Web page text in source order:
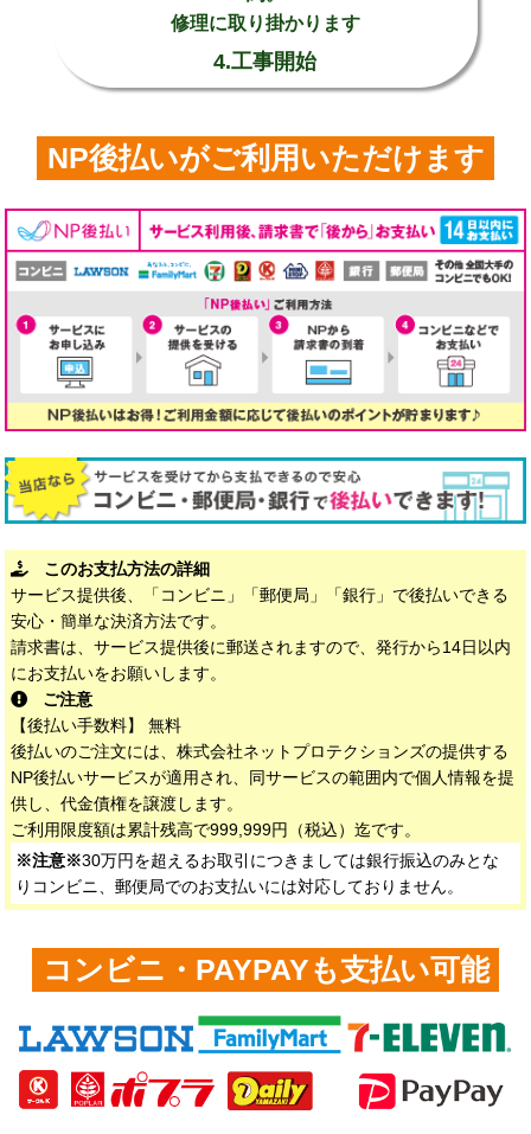
修理に取り掛かります
4.工事開始
NP後払いがご利用いただけます
このお支払方法の詳細
サービス提供後、「コンビニ」「郵便局」「銀行」で後払いできる
安心・簡単な決済方法です。
請求書は、サービス提供後に郵送されますので、発行から14日以内
にお支払いをお願いします。
ご注意
【後払い手数料】 無料
後払いのご注文には、株式会社ネットプロテクションズの提供する
NP後払いサービスが適用され、同サービスの範囲内で個人情報を提
供し、代金債権を譲渡します。
ご利用限度額は累計残高で999,999円（税込）迄です。
※注意※30万円を超えるお取引につきましては銀行振込のみとな
りコンビニ、郵便局でのお支払いには対応しておりません。
コンビニ・PAYPAYも支払い可能